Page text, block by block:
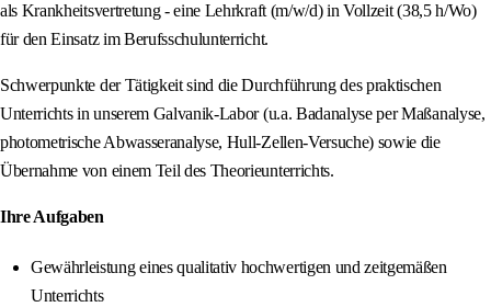
als Krankheitsvertretung - eine Lehrkraft (m/w/d) in Vollzeit (38,5 h/Wo)
für den Einsatz im Berufsschulunterricht.
Schwerpunkte der Tätigkeit sind die Durchführung des praktischen
Unterrichts in unserem Galvanik-Labor (u.a. Badanalyse per Maßanalyse,
photometrische Abwasseranalyse, Hull-Zellen-Versuche) sowie die
Übernahme von einem Teil des Theorieunterrichts.
Ihre Aufgaben
Gewährleistung eines qualitativ hochwertigen und zeitgemäßen
Unterrichts